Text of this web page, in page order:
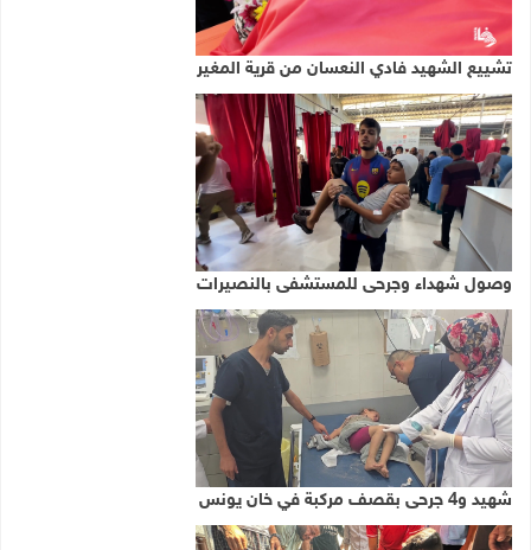
تشييع الشهيد فادي النعسان من قرية المغير
وصول شهداء وجرحى للمستشفى بالنصيرات
شهيد و4 جرحى بقصف مركبة في خان يونس